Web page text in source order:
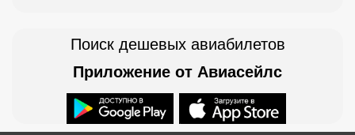
Поиск дешевых авиабилетов
Приложение от Авиасейлс